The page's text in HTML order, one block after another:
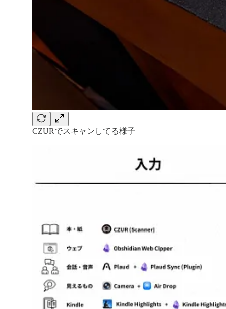
CZURでスキャンしてる様子